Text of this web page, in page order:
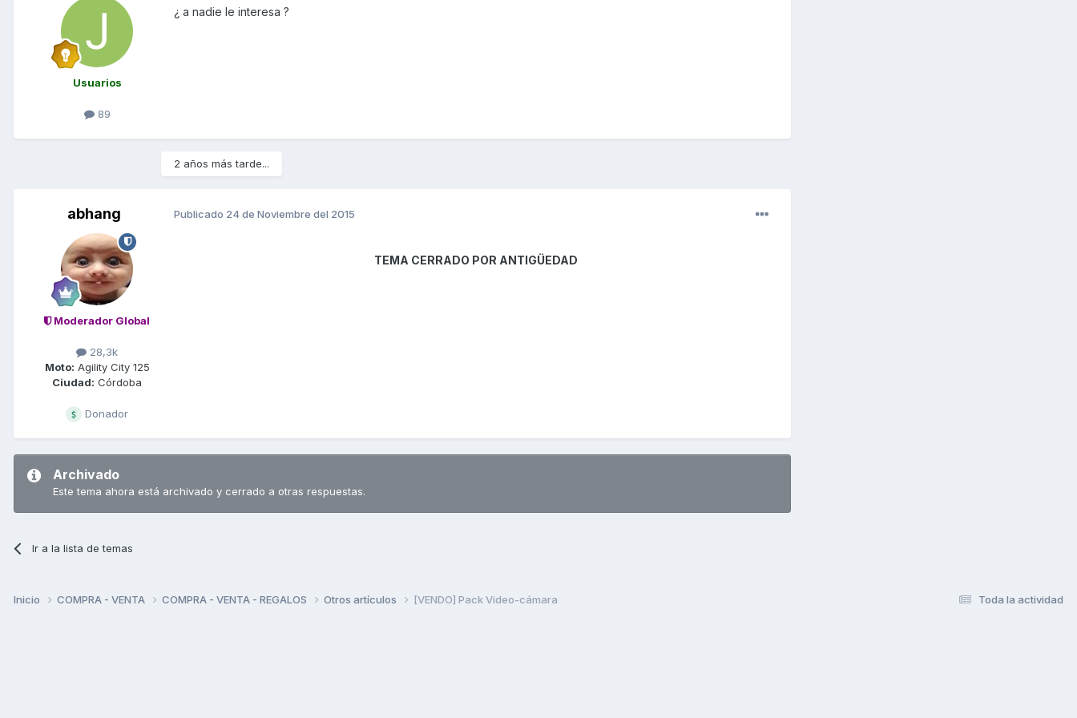
Usuarios
89
¿ a nadie le interesa ?
2 años más tarde...
abhang
Moderador Global
28,3k
Moto: Agility City 125
Ciudad: Córdoba
Donador
Publicado 24 de Noviembre del 2015
TEMA CERRADO POR ANTIGÜEDAD
Archivado
Este tema ahora está archivado y cerrado a otras respuestas.
Ir a la lista de temas
Toda la actividad
Inicio COMPRA - VENTA COMPRA - VENTA - REGALOS Otros artículos [VENDO] Pack Video-cámara